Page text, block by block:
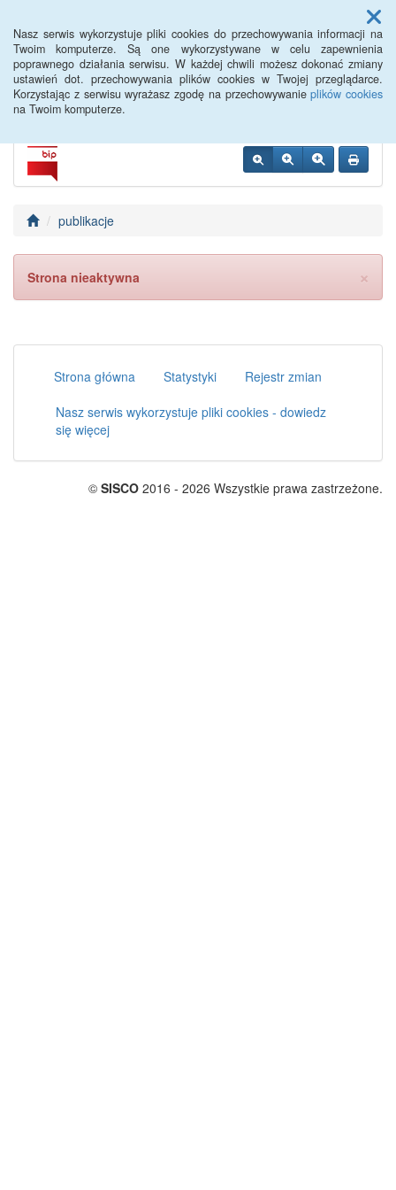
Nasz serwis wykorzystuje pliki cookies do przechowywania informacji na
Twoim komputerze. Są one wykorzystywane w celu zapewnienia
poprawnego działania serwisu. W każdej chwili możesz dokonać zmiany
ustawień dot. przechowywania plików cookies w Twojej przeglądarce.
Korzystając z serwisu wyrażasz zgodę na przechowywanieplików cookies
na Twoim komputerze.
Menu
Siemiatycze PUP
publikacje
×
Strona nieaktywna
Strona główna Statystyki
Rejestr zmian
Nasz serwis wykorzystuje pliki cookies - dowiedz
się więcej
© SISCO 2016 - 2026 Wszystkie prawa zastrzeżone.